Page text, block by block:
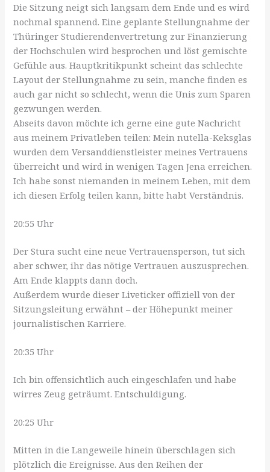
Die Sitzung neigt sich langsam dem Ende und es wird
nochmal spannend. Eine geplante Stellungnahme der
Thüringer Studierendenvertretung zur Finanzierung
der Hochschulen wird besprochen und löst gemischte
Gefühle aus. Hauptkritikpunkt scheint das schlechte
Layout der Stellungnahme zu sein, manche finden es
auch gar nicht so schlecht, wenn die Unis zum Sparen
gezwungen werden.
Abseits davon möchte ich gerne eine gute Nachricht
aus meinem Privatleben teilen: Mein nutella-Keksglas
wurden dem Versanddienstleister meines Vertrauens
überreicht und wird in wenigen Tagen Jena erreichen.
Ich habe sonst niemanden in meinem Leben, mit dem
ich diesen Erfolg teilen kann, bitte habt Verständnis.
20:55 Uhr
Der Stura sucht eine neue Vertrauensperson, tut sich
aber schwer, ihr das nötige Vertrauen auszusprechen.
Am Ende klappts dann doch.
Außerdem wurde dieser Liveticker offiziell von der
Sitzungsleitung erwähnt – der Höhepunkt meiner
journalistischen Karriere.
20:35 Uhr
Ich bin offensichtlich auch eingeschlafen und habe
wirres Zeug geträumt. Entschuldigung.
20:25 Uhr
Mitten in die Langeweile hinein überschlagen sich
plötzlich die Ereignisse. Aus den Reihen der